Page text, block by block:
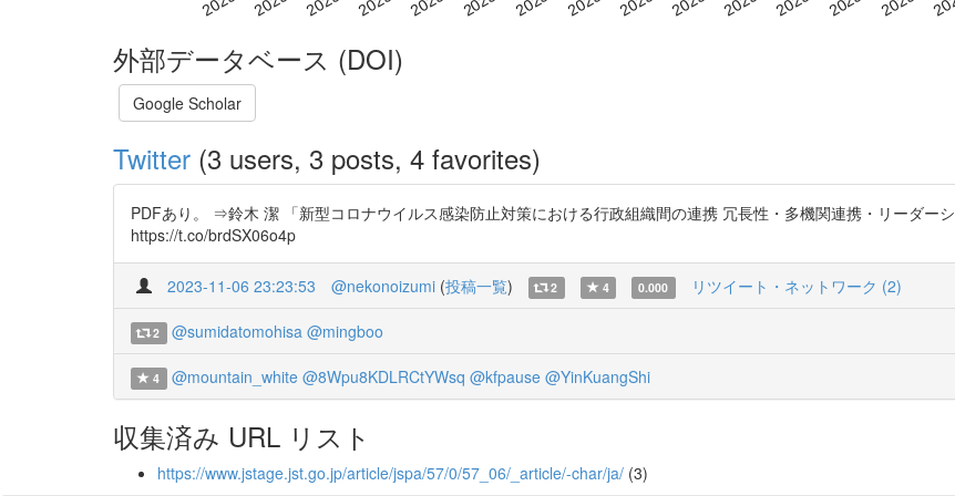
外部データベース (DOI)
Google Scholar
Twitter (3 users, 3 posts, 4 favorites)
PDFあり。 ⇒鈴木 潔 「新型コロナウイルス感染防止対策における行政組織間の連携 冗長性・多機関連携・リーダー
https://t.co/brdSX06o4p
2023-11-06 23:23:53 @nekonoizumi (投稿一覧) 2 4 0.000 リツイート・ネットワーク (2)
2 @sumidatomohisa @mingboo
4 @mountain_white @8Wpu8KDLRCtYWsq @kfpause @YinKuangShi
収集済み URL リスト
https://www.jstage.jst.go.jp/article/jspa/57/0/57_06/_article/-char/ja/ (3)